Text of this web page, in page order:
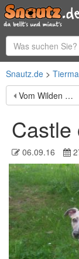
Snautz.de
Vom Wilden Süden
Castle
06.09.16